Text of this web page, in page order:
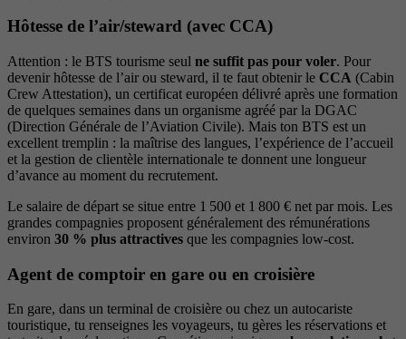
Hôtesse de l’air/steward (avec CCA)
Attention : le BTS tourisme seul ne suffit pas pour voler. Pour
devenir hôtesse de l’air ou steward, il te faut obtenir le CCA (Cabin
Crew Attestation), un certificat européen délivré après une formation
de quelques semaines dans un organisme agréé par la DGAC
(Direction Générale de l’Aviation Civile). Mais ton BTS est un
excellent tremplin : la maîtrise des langues, l’expérience de l’accueil
et la gestion de clientèle internationale te donnent une longueur
d’avance au moment du recrutement.
Le salaire de départ se situe entre 1 500 et 1 800 € net par mois. Les
grandes compagnies proposent généralement des rémunérations
environ 30 % plus attractives que les compagnies low-cost.
Agent de comptoir en gare ou en croisière
En gare, dans un terminal de croisière ou chez un autocariste
touristique, tu renseignes les voyageurs, tu gères les réservations et